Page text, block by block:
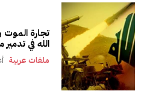
تجارة الموت
الله في تدمير
ملفات عربية